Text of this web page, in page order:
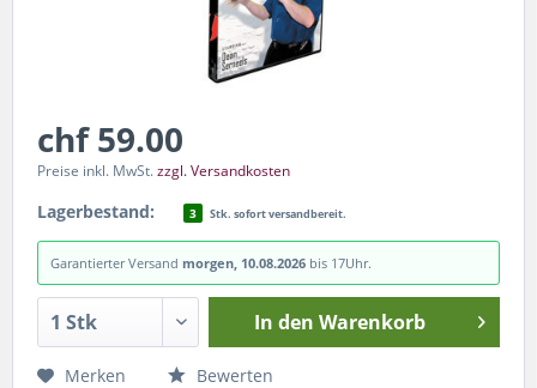
chf 59.00
Preise inkl. MwSt.zzgl. Versandkosten
Lagerbestand: 3 Stk. sofort versandbereit.
Garantierter Versand morgen, 10.08.2026 bis 17Uhr.
In den Warenkorb
Merken Bewerten